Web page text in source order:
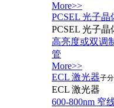
More>>
PCSEL 光子
PCSEL 光子
高亮度或双调
管
More>>
ECL 激光器子
ECL 激光器
600-800nm 窄